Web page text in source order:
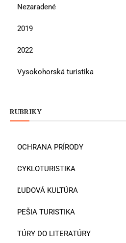
Nezaradené
2019
2022
Vysokohorská turistika
RUBRIKY
OCHRANA PRÍRODY
CYKLOTURISTIKA
ĽUDOVÁ KULTÚRA
PEŠIA TURISTIKA
TÚRY DO LITERATÚRY